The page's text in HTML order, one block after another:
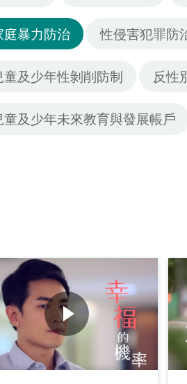
庭暴力防治 性侵害犯罪防
童及少年性剝削防制 反性
童及少年未來教育與發展帳戶